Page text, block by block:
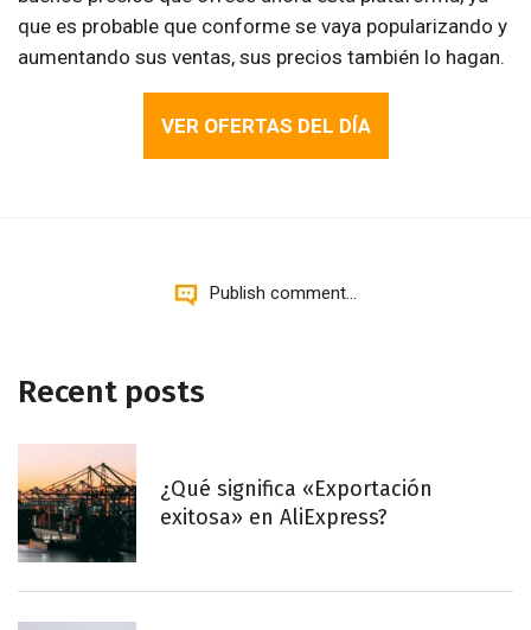
que es probable que conforme se vaya popularizando y
aumentando sus ventas, sus precios también lo hagan.
VER OFERTAS DEL DÍA
Publish comment...
Recent posts
¿Qué significa «Exportación
exitosa» en AliExpress?